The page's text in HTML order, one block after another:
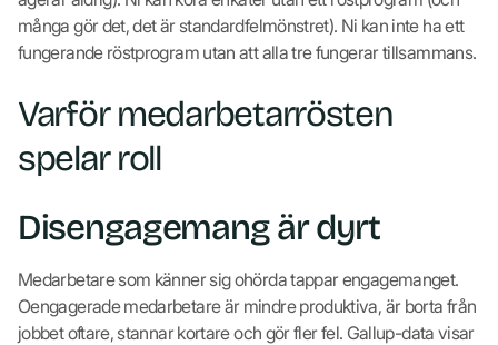
många gör det, det är standardfelmönstret). Ni kan inte ha ett
fungerande röstprogram utan att alla tre fungerar tillsammans.
Varför medarbetarrösten
spelar roll
Disengagemang är dyrt
Medarbetare som känner sig ohörda tappar engagemanget.
Oengagerade medarbetare är mindre produktiva, är borta från
jobbet oftare, stannar kortare och gör fler fel. Gallup-data visar